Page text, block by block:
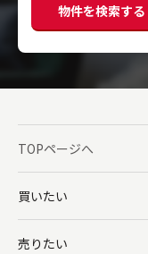
物件を検索する
TOPページへ
買いたい
売りたい